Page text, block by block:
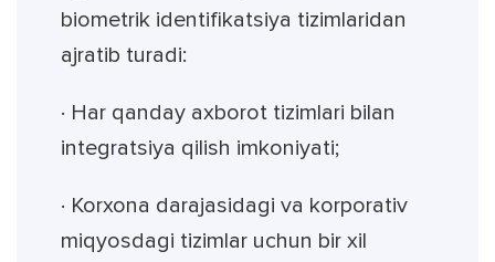
biometrik identifikatsiya tizimlaridan
ajratib turadi:
· Har qanday axborot tizimlari bilan
integratsiya qilish imkoniyati;
· Korxona darajasidagi va korporativ
miqyosdagi tizimlar uchun bir xil